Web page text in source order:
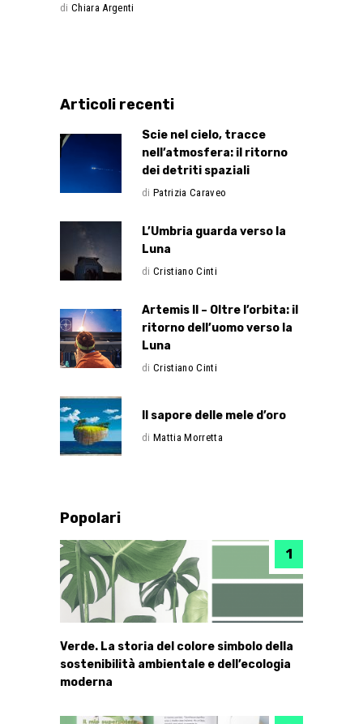
di Chiara Argenti
Articoli recenti
Scie nel cielo, tracce
nell’atmosfera: il ritorno
dei detriti spaziali
di Patrizia Caraveo
L’Umbria guarda verso la
Luna
di Cristiano Cinti
Artemis II – Oltre l’orbita: il
ritorno dell’uomo verso la
Luna
di Cristiano Cinti
Il sapore delle mele d’oro
di Mattia Morretta
Popolari
Verde. La storia del colore simbolo della
sostenibilità ambientale e dell’ecologia
moderna